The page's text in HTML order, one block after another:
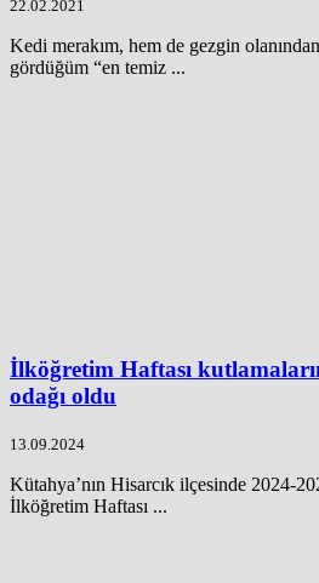
22.02.2021
Kedi merakım, hem de gezgin
gördüğüm “en temiz ...
İlköğretim Haftası
odağı oldu
13.09.2024
Kütahya’nın Hisarcık ilçesinde 2024-
İlköğretim Haftası ...